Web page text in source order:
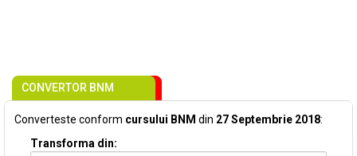
CONVERTOR BNM
Converteste conform cursului BNM din 27 Septembrie 2018:
Transforma din: